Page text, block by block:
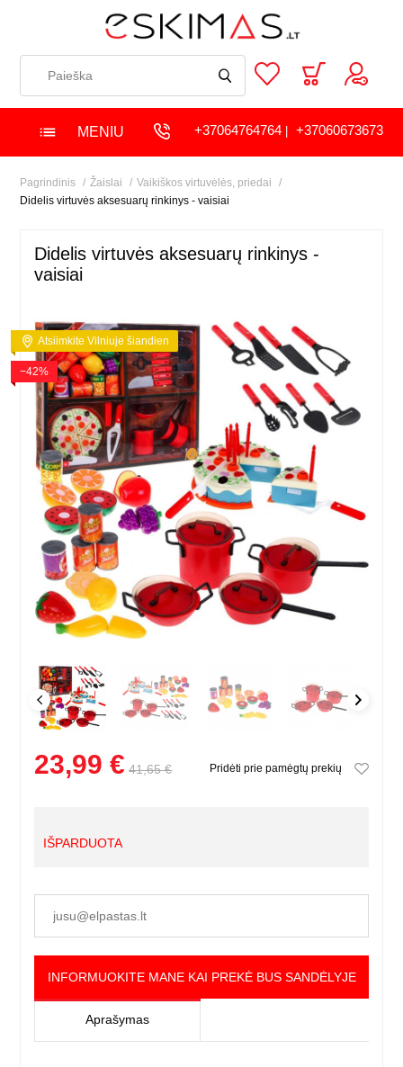
MENIU +37064764764| +37060673673
Pagrindinis Žaislai
Vaikiškos virtuvėlės, priedai
Didelis virtuvės aksesuarų rinkinys - vaisiai
Didelis virtuvės aksesuarų rinkinys -
vaisiai
Atsiimkite Vilniuje šiandien
−42%
23,99 € 41,65 € Pridėti prie pamėgtų prekių
IŠPARDUOTA
INFORMUOKITE MANE KAI PREKĖ BUS SANDĖLYJE
Aprašymas